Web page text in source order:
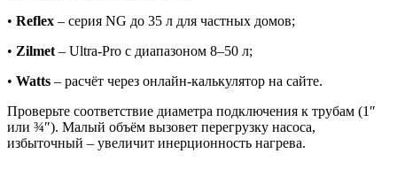
• Reflex – серия NG до 35 л для частных домов;
• Zilmet – Ultra-Pro с диапазоном 8–50 л;
• Watts – расчёт через онлайн-калькулятор на сайте.
Проверьте соответствие диаметра подключения к трубам (1″
или ¾″). Малый объём вызовет перегрузку насоса,
избыточный – увеличит инерционность нагрева.